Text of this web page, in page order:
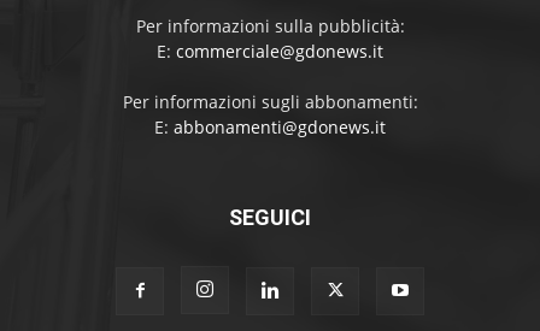
Per informazioni sulla pubblicità:
E: commerciale@gdonews.it
Per informazioni sugli abbonamenti:
E: abbonamenti@gdonews.it
SEGUICI